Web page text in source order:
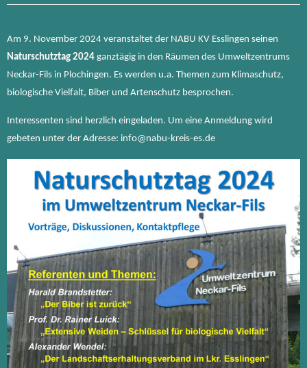
Am 9. November 2024 veranstaltet der NABU KV Esslingen seinen
Naturschutztag 2024 ganztägig in den Räumen des Umweltzentrums
Neckar-Fils in Plochingen. Es werden u.a. Themen zum Klimaschutz,
biologische Vielfalt, Biber und Artenschutz besprochen.
Interessenten sind herzlich eingeladen. Um eine Anmeldung wird
gebeten unter der Adresse: info@nabu-kreis-es.de